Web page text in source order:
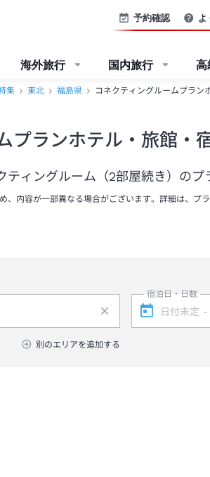
予約確認
海外旅行 国内旅行 高
集 東北 福島県 コネクティングルームプラン
プランホテル・旅館・
ィングルーム（2部屋続き）のプ
内容が一部異なる場合がございます。詳細は、
別のエリアを追加する
宿泊日・日数